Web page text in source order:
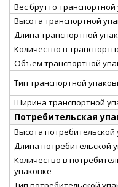
Вес брутто транспортной
Высота транспортной
Длина транспортной
Количество в
Объём транспортной
Тип транспортной
Ширина транспортной
Потребительская
Высота потребительской
Длина потребительской
Количество в
упаковке